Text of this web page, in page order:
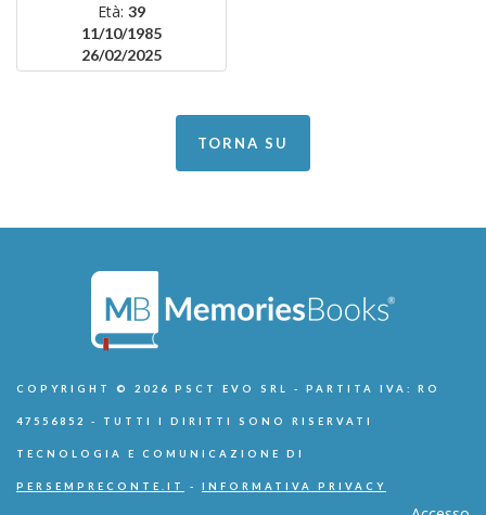
Età: 39
11/10/1985
26/02/2025
TORNA SU
COPYRIGHT © 2026 PSCT EVO SRL - PARTITA IVA: RO
47556852 - TUTTI I DIRITTI SONO RISERVATI
TECNOLOGIA E COMUNICAZIONE DI
PERSEMPRECONTE.IT - INFORMATIVA PRIVACY